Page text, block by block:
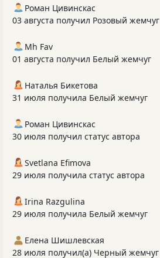
Роман Цивинскас
03 августа получил Розовый жемчуг
Mh Fav
01 августа получил Белый жемчуг
Наталья Бикетова
31 июля получила Белый жемчуг
Роман Цивинскас
30 июля получил статус автора
Svetlana Efimova
29 июля получила статус автора
Irina Razgulina
29 июля получила Белый жемчуг
Елена Шишлевская
28 июля получил(а) Черный жемчуг